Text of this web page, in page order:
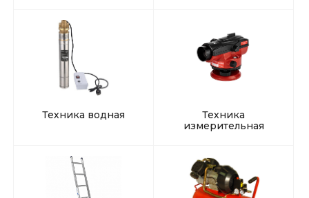
Техника водная
Техника
измерительная